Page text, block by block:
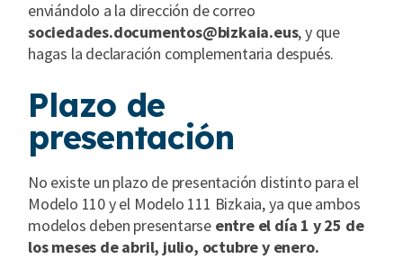
enviándolo a la dirección de correo
sociedades.documentos@bizkaia.eus, y que
hagas la declaración complementaria después.
Plazo de
presentación
No existe un plazo de presentación distinto para el
Modelo 110 y el Modelo 111 Bizkaia, ya que ambos
modelos deben presentarse entre el día 1 y 25 de
los meses de abril, julio, octubre y enero.